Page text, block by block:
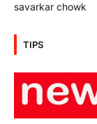
savarkar chowk
TIPS